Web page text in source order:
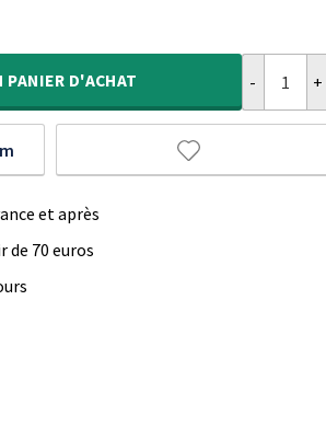
PANIER D'ACHAT
et après
70 euros